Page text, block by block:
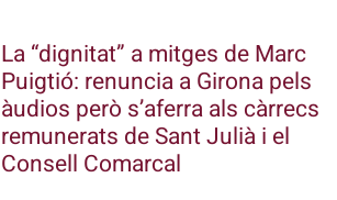
La “dignitat” a mitges de Marc
Puigtió: renuncia a Girona pels
àudios però s’aferra als càrrecs
remunerats de Sant Julià i el
Consell Comarcal